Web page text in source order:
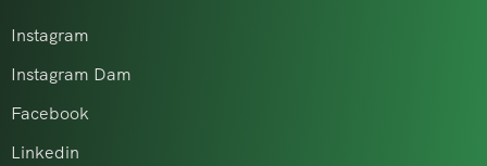
Instagram
Instagram Dam
Facebook
Linkedin